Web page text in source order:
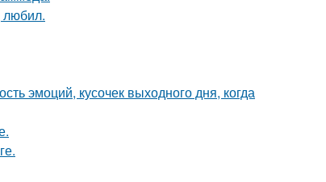
любил.
эмоций, кусочек выходного дня, когда